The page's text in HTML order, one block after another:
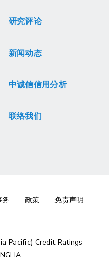
研究评论
新闻动态
中诚信信用分析
联络我们
政策 免责声明
Pacific) Credit Ratings